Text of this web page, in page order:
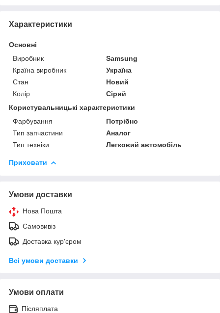
Характеристики
Основні
Виробник
Samsung
Країна виробник
Україна
Стан
Новий
Колір
Сірий
Користувальницькі характеристики
Фарбування
Потрібно
Тип запчастини
Аналог
Тип техніки
Легковий автомобіль
Приховати
Умови доставки
Нова Пошта
Самовивіз
Доставка кур'єром
Всі умови доставки
Умови оплати
Післяплата